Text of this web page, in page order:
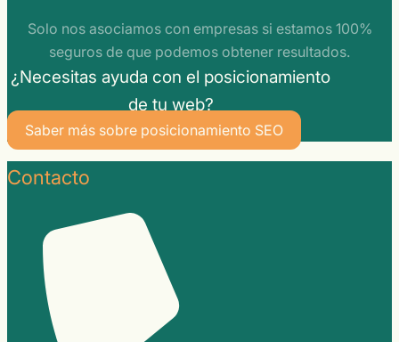
Solo nos asociamos con empresas si estamos 100%
seguros de que podemos obtener resultados.
¿Necesitas ayuda con el posicionamiento
de tu web?
Saber más sobre posicionamiento SEO
Contacto